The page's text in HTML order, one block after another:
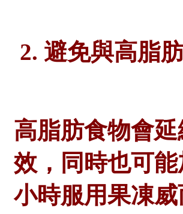
2. 避免與高脂
高脂肪食物會
效，同時也可
小時服用果凍